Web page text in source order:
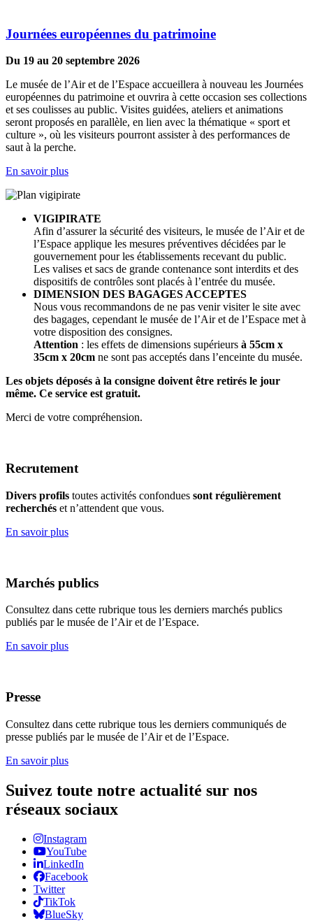
Journées européennes du patrimoine
Du 19 au 20 septembre 2026
Le musée de l’Air et de l’Espace accueillera à nouveau les Journées
européennes du patrimoine et ouvrira à cette occasion ses collections
et ses coulisses au public. Visites guidées, ateliers et animations
seront proposés en parallèle, en lien avec la thématique « sport et
culture », où les visiteurs pourront assister à des performances de
saut à la perche.
En savoir plus
VIGIPIRATE
Afin d’assurer la sécurité des visiteurs, le musée de l’Air et de
l’Espace applique les mesures préventives décidées par le
gouvernement pour les établissements recevant du public.
Les valises et sacs de grande contenance sont interdits et des
dispositifs de contrôles sont placés à l’entrée du musée.
DIMENSION DES BAGAGES ACCEPTES
Nous vous recommandons de ne pas venir visiter le site avec
des bagages, cependant le musée de l’Air et de l’Espace met à
votre disposition des consignes.
Attention : les effets de dimensions supérieurs à 55cm x
35cm x 20cm ne sont pas acceptés dans l’enceinte du musée.
Les objets déposés à la consigne doivent être retirés le jour
même. Ce service est gratuit.
Merci de votre compréhension.
Recrutement
Divers profils toutes activités confondues sont régulièrement
recherchés et n’attendent que vous.
En savoir plus
Marchés publics
Consultez dans cette rubrique tous les derniers marchés publics
publiés par le musée de l’Air et de l’Espace.
En savoir plus
Presse
Consultez dans cette rubrique tous les derniers communiqués de
presse publiés par le musée de l’Air et de l’Espace.
En savoir plus
Suivez toute notre actualité sur nos
réseaux sociaux
Instagram
YouTube
LinkedIn
Facebook
Twitter
TikTok
BlueSky